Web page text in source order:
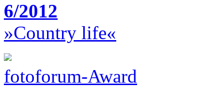
6/2012
»Country life«
fotoforum-Award